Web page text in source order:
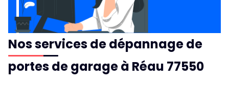
Nos services de dépannage de
portes de garage à Réau 77550